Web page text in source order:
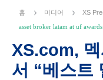
홈 미디어 XS
asset broker latam at uf
XS.com, 멕
서 “베스트